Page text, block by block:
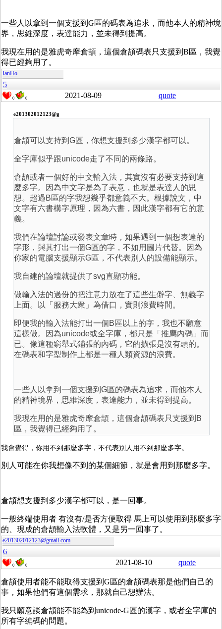
一些人以拿到一個支援到G區的碼表為追求，而他本人的精神境
界，思維深度，表達能力，並未得到提高。
我現在用的是雅虎奇摩倉頡，這個倉頡碼表只支援到B區，我覺
得已經夠用了。
IanHo
5
0 0 2021-08-09 quote
e201302012123@g
倉頡可以支持到G區，你想支援到多少漢字都可以。
全字庫似乎跟unicode走了不同的兩條路。
倉頡或者一個好的中文輸入法，其實沒有必要支持到這
麼多字。因為中文字是為了表意，也就是表達人的思
想。超過B區的字我想幾乎都意義不大。根據說文，中
文字有六書構字原理，因為六書，因此漢字都有它的意
義。
我們在論壇討論或發表文章時，如果遇到一個想表達的
字形，與其打出一個G區的字，不如用圖片代替。因為
你家的電腦支援顯示G區，不代表別人的設備能顯示。
我自建的論壇就提供了svg直顯功能。
做輸入法的過份的把注意力放在了這些生僻字、無義字
上面。以「服務大衆」為借口，實則浪費時間。
即便我的輸入法能打出一個B區以上的字，我也不願意
這樣做。因為unicode或全字庫，都只是「推廌內碼」而
已。像這種窮舉式鋪張的內碼，它的擴張是沒有頭的。
在碼表和字型制作上都是一種人類資源的浪費。
一些人以拿到一個支援到G區的碼表為追求，而他本人
的精神境界，思維深度，表達能力，並未得到提高。
我現在用的是雅虎奇摩倉頡，這個倉頡碼表只支援到B
區，我覺得已經夠用了。
我會覺得，你用不到那麼多字，不代表別人用不到那麼多字。
別人可能在你我想像不到的某個細節，就是會用到那麼多字。
倉頡想支援到多少漢字都可以，是一回事。
一般終端使用者 有沒有/是否方便取得 馬上可以使用到那麼多字
的、現成的倉頡輸入法軟體，又是另一回事了。
e201302012123@gmail.com
6
0 0 2021-08-10 quote
倉頡使用者能不能取得支援到G區的倉頡碼表那是他們自己的
事，如果他們有這個需求，那就自己想辦法。
我只願意談倉頡能不能為到unicode-G區的漢字，或者全字庫的
所有字編碼的問題。